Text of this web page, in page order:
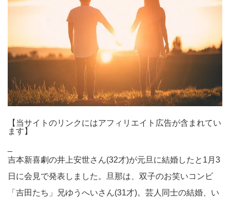
【当サイトのリンクにはアフィリエイト広告が含まれてい
ます】
吉本新喜劇の井上安世さん(32才)が元旦に結婚したと1月3
日に会見で発表しました。旦那は、双子のお笑いコンビ
「吉田たち」兄ゆうへいさん(31才)。芸人同士の結婚、い